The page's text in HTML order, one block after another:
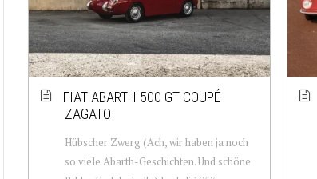
FIAT ABARTH 500 GT COUPÉ
ZAGATO
Hübscher Zwerg (Ach, wir haben ja noch
so viele Abarth-Geschichten. Und schöne